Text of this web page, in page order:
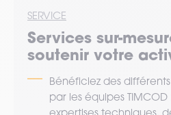
SERVICE
Services sur-
soutenir votre
Bénéficiez des
par les équipes
expertises techniques,